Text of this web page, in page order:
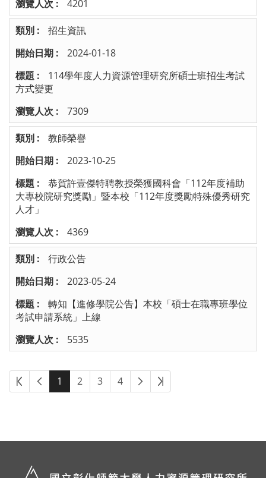
4201
招生資訊
2024-01-18
114學年度人力資源管理研究所碩士班招生考試
方式變更
7309
教師榮譽
2023-10-25
恭賀許壹傑特聘教授榮獲國科會「112年度補助
大專校院研究獎勵」暨本校「112年度獎勵特殊優秀研究
人才」
4369
行政公告
2023-05-24
轉知【進修學院公告】本校「碩士在職專班學位
考試申請系統」上線
5535
1 2 3 4